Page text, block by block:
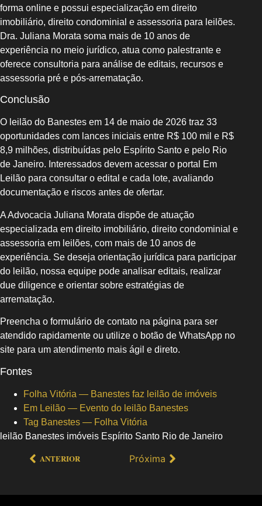
forma online e possui especialização em direito
imobiliário, direito condominial e assessoria para leilões.
Dra. Juliana Morata soma mais de 10 anos de
experiência no meio jurídico, atua como palestrante e
oferece consultoria para análise de editais, recursos e
assessoria pré e pós-arrematação.
Conclusão
O leilão do Banestes em 14 de maio de 2026 traz 33
oportunidades com lances iniciais entre R$ 100 mil e R$
8,9 milhões, distribuídas pelo Espírito Santo e pelo Rio
de Janeiro. Interessados devem acessar o portal Em
Leilão para consultar o edital e cada lote, avaliando
documentação e riscos antes de ofertar.
A Advocacia Juliana Morata dispõe de atuação
especializada em direito imobiliário, direito condominial e
assessoria em leilões, com mais de 10 anos de
experiência. Se deseja orientação jurídica para participar
do leilão, nossa equipe pode analisar editais, realizar
due diligence e orientar sobre estratégias de
arrematação.
Preencha o formulário de contato na página para ser
atendido rapidamente ou utilize o botão de WhatsApp no
site para um atendimento mais ágil e direto.
Fontes
Folha Vitória — Banestes faz leilão de imóveis
Em Leilão — Evento do leilão Banestes
Tag Banestes — Folha Vitória
leilão Banestes imóveis Espírito Santo Rio de Janeiro
ANTERIOR Próxima